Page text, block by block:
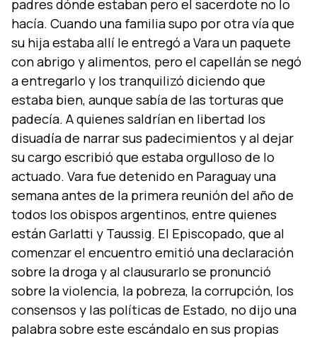
padres dónde estaban pero el sacerdote no lo
hací­a. Cuando una familia supo por otra ví­a que
su hija estaba allí­ le entregó a Vara un paquete
con abrigo y alimentos, pero el capellán se negó
a entregarlo y los tranquilizó diciendo que
estaba bien, aunque sabí­a de las torturas que
padecí­a. A quienes saldrí­an en libertad los
disuadí­a de narrar sus padecimientos y al dejar
su cargo escribió que estaba orgulloso de lo
actuado. Vara fue detenido en Paraguay una
semana antes de la primera reunión del año de
todos los obispos argentinos, entre quienes
están Garlatti y Taussig. El Episcopado, que al
comenzar el encuentro emitió una declaración
sobre la droga y al clausurarlo se pronunció
sobre la violencia, la pobreza, la corrupción, los
consensos y las polí­ticas de Estado, no dijo una
palabra sobre este escándalo en sus propias